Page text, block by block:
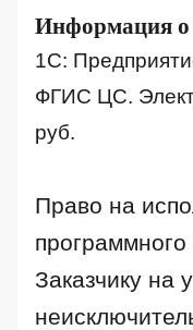
Информация о
1С:
ФГИС ЦС.
руб.
Право на
программного
Заказчику на